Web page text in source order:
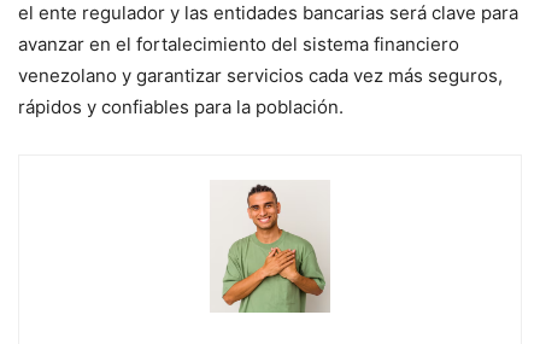
el ente regulador y las entidades bancarias será clave para
avanzar en el fortalecimiento del sistema financiero
venezolano y garantizar servicios cada vez más seguros,
rápidos y confiables para la población.